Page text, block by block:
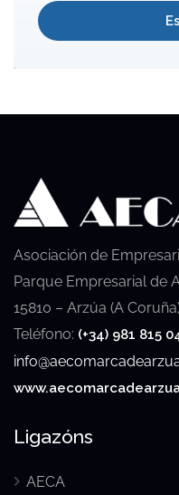
Asociación de
Parque Empresarial de
15810 – Arzúa (A
Teléfono: (+34) 981 815
Ligazóns
AECA